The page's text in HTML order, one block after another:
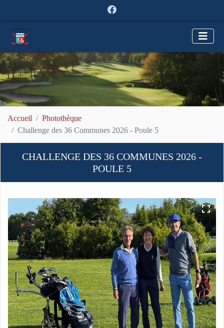
Accueil
Photothèque
Challenge des 36 Communes 2026 - Poule 5
CHALLENGE DES 36 COMMUNES 2026 -
POULE 5